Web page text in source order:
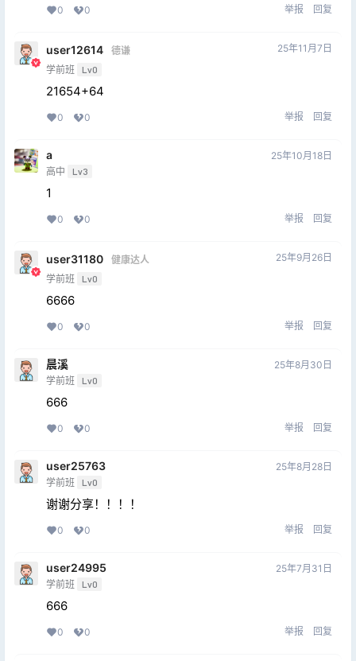
0 0 举报 回复
user12614
德谦
学前班 Lv0
25年11月7日
21654+64
0 0 举报 回复
a
高中 Lv3
25年10月18日
1
0 0 举报 回复
user31180
健康达人
学前班 Lv0
25年9月26日
6666
0 0 举报 回复
晨溪
学前班 Lv0
25年8月30日
666
0 0 举报 回复
user25763
学前班 Lv0
25年8月28日
谢谢分享！！！！
0 0 举报 回复
user24995
学前班 Lv0
25年7月31日
666
0 0 举报 回复